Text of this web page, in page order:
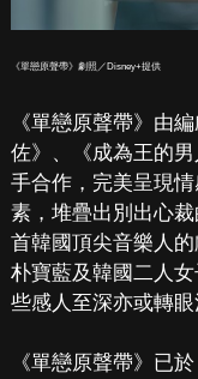
《單戀原聲帶》劇照／Disney+提供
《單戀原聲帶》由
佐》、《成為王的
手合作，完美呈現
素，堆疊出別出心
首韓國頂尖音樂人的
朴寶藍及韓國二人
些感人至深亦或轉眼
《單戀原聲帶》已